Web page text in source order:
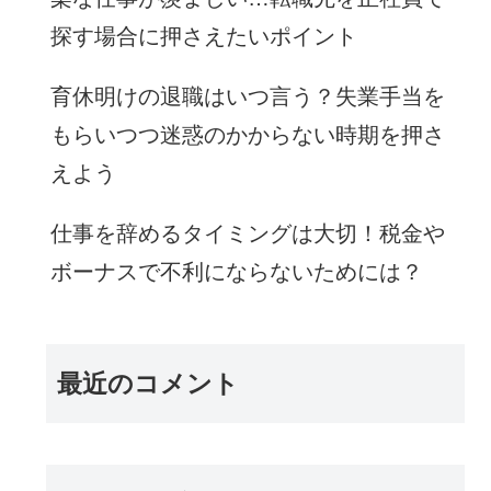
探す場合に押さえたいポイント
育休明けの退職はいつ言う？失業手当を
もらいつつ迷惑のかからない時期を押さ
えよう
仕事を辞めるタイミングは大切！税金や
ボーナスで不利にならないためには？
最近のコメント